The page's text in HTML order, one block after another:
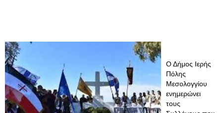
Ο Δήμος Ιερής
Πόλης
Μεσολογγίου
ενημερώνει
τους